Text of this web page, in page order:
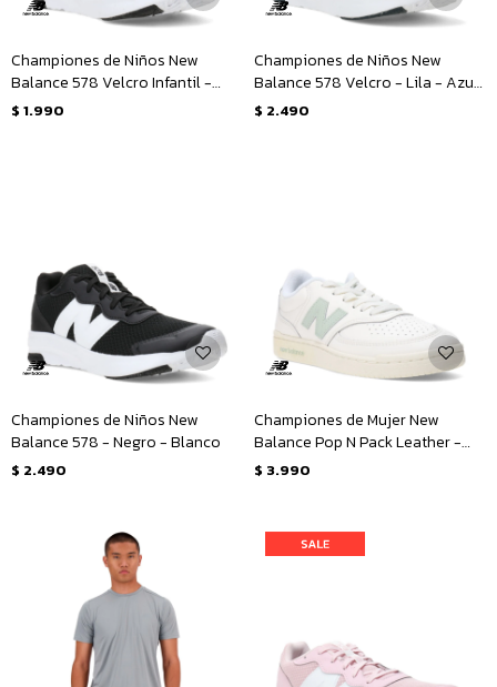
Championes de Niños New
Balance 578 Velcro Infantil -
Negro - Blanco
$ 1.990
Championes de Niños New
Balance 578 Velcro - Lila - Azul
Marino
$ 2.490
Championes de Niños New
Balance 578 - Negro - Blanco
$ 2.490
Championes de Mujer New
Balance Pop N Pack Leather -
Beige - Verde
$ 3.990